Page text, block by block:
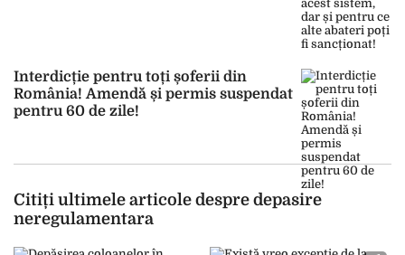
Interdicție pentru toți șoferii din
România! Amendă și permis suspendat
pentru 60 de zile!
Citiți ultimele articole despre depasire
neregulamentara